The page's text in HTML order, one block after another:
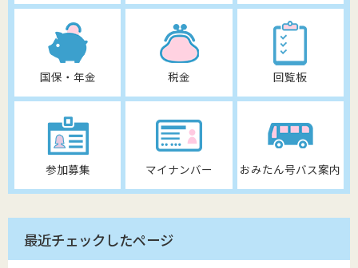
国保・年金 税金 回覧板
参加募集 マイナンバー おみたん号バス案内
最近チェックしたページ